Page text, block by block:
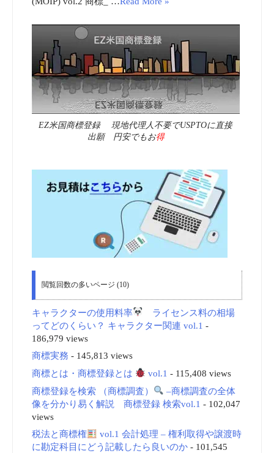
EZ米国商標登録 現地代理人不要でUSPTOに直接
出願 円安でもお得
閲覧回数の多いページ (10)
キャラクターの使用料率
ライセンス料の相場
ってどのくらい？ キャラクター関連 vol.1 -
186,979 views
商標実務 - 145,813 views
商標とは・商標登録とは
vol.1 - 115,408 views
商標登録を検索 （商標調査）
–商標調査の全体
像を分かり易く解説 商標登録 検索vol.1 - 102,047
views
税法と商標権
vol.1 会計処理 – 権利取得や譲渡時
に勘定科目にどう記載したら良いのか- 101,545